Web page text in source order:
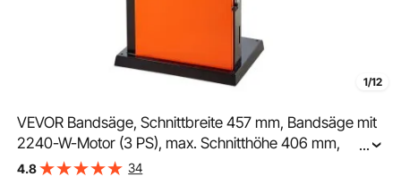
1/12
VEVOR Bandsäge, Schnittbreite 457 mm, Bandsäge mit
2240-W-Motor (3 PS), max. Schnitthöhe 406 mm,
690x510 mm Gusseisentisch, mit 360°-Arbeitsleuchte,
...
4.8 34